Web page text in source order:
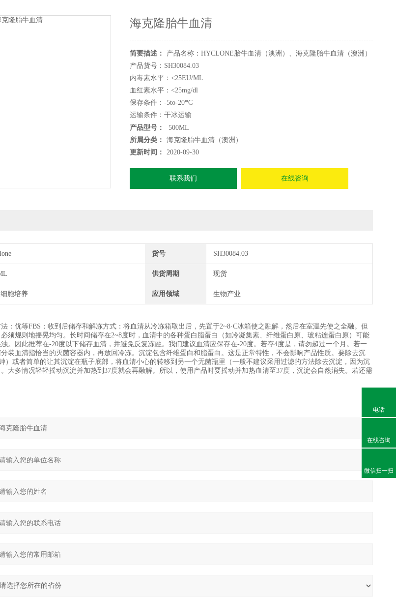
海克隆胎牛血清
简要描述：
产品名称：HYCLONE胎牛血清（澳洲）、海克隆胎牛血清（澳洲）
产品货号：SH30084.03
内毒素水平：<25EU/ML
血红素水平：<25mg/dl
保存条件：-5to-20*C
运输条件：干冰运输
产品应用：Hyclone澳洲胎牛血清.
产品特点如下：*的产品溯源追踪，血清中抗体浓度低而生长因子丰富，采用TP
技术保证了瓶与瓶之间的小的差异，通过了美国农业局USD认证。
产品型号：
500ML
所属分类：
海克隆胎牛血清（澳洲）
更新时间：
2020-09-30
联系我们 在线咨询
货号 SH30084.03
供货周期 现货
胞培养 应用领域 生物产业
：优等FBS；收到后储存和解冻方式：将血清从冷冻箱取出后，先置于2~8·C冰箱使之融解，然后在室温先使之全融。但
须规则地摇晃均匀。长时间储存在2~8度时，血清中的各种蛋白脂蛋白（如冷凝集素、纤维蛋白原、玻粘连蛋白原）可能
。因此推荐在-20度以下储存血清，并避免反复冻融。我们建议血清应保存在-20度。若存4度是，请勿超过一个月。若一
装血清指恰当的灭菌容器内，再放回冷冻。沉淀包含纤维蛋白和脂蛋白。这是正常特性，不会影响产品性质。要除去沉
）或者简单的让其沉淀在瓶子底部，将血清小心的转移到另一个无菌瓶里（一般不建议采用过滤的方法除去沉淀，因为沉
大多情况轻轻摇动沉淀并加热到37度就会再融解。所以，使用产品时要摇动并加热血清至37度，沉淀会自然消失。若还需
电话
在线咨询
微信扫一扫